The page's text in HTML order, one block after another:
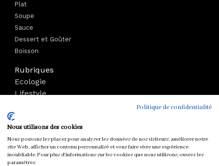
Plat
Soupe
Sauce
Dessert et Goûter
Boisson
Rubriques
Ecologie
Lifestyle
Mode
Boutique
Parutions
Politique de confidentialité
Nous utilisons des cookies
Nous pouvons les placer pour analyser les données de nos visiteurs, améliorer notre
site Web, afficher un contenu personnalisé et vous faire vivre une expérience
inoubliable. Pour plus d'informations sur les cookies que nous utilisons, ouvrez les
paramètres.